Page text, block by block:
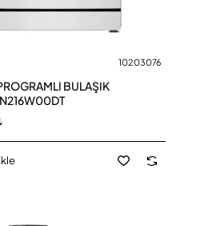
10203076
BULAŞIK